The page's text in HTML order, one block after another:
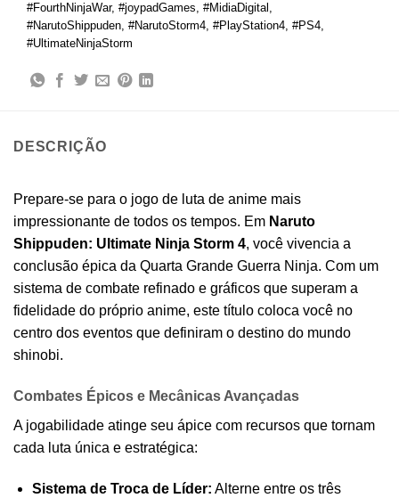
#FourthNinjaWar, #joypadGames, #MidiaDigital ,
#NarutoShippuden, #NarutoStorm4, #PlayStation4, #PS4,
#UltimateNinjaStorm
DESCRIÇÃO
Prepare-se para o jogo de luta de anime mais
impressionante de todos os tempos. Em Naruto
Shippuden: Ultimate Ninja Storm 4, você vivencia a
conclusão épica da Quarta Grande Guerra Ninja. Com um
sistema de combate refinado e gráficos que superam a
fidelidade do próprio anime, este título coloca você no
centro dos eventos que definiram o destino do mundo
shinobi.
Combates Épicos e Mecânicas Avançadas
A jogabilidade atinge seu ápice com recursos que tornam
cada luta única e estratégica:
Sistema de Troca de Líder: Alterne entre os três